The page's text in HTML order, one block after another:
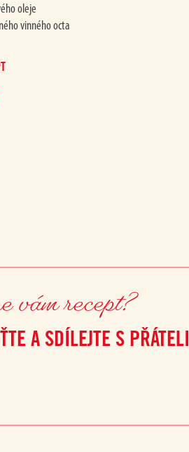
oleje
vinného octa
recept?
A SDÍLEJTE S PŘÁTELI